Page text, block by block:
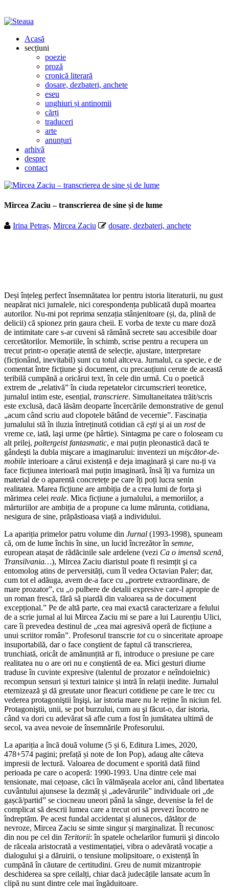
Acasă
secțiuni
poezie
proză
cronică literară
dosare, dezbateri, anchete
eseu
unghiuri și antinomii
cărți
traduceri
arte
anunțuri
arhivă
despre
contact
Mircea Zaciu – transcrierea de sine și de lume
Irina Petraș, Mircea Zaciu dosare, dezbateri, anchete
Deși înțeleg perfect însemnătatea lor pentru istoria literaturii, nu gust
neapărat nici jurnalele, nici corespondența publicată după moartea
autorilor. Nu-mi pot reprima senzația stânjenitoare (și, da, plină de
delicii) că spionez prin gaura cheii. E vorba de texte cu mare doză
de intimitate care s-ar cuveni să rămână secrete sau accesibile doar
cercetătorilor. Memoriile, în schimb, scrise pentru a recupera un
trecut printr-o operație atentă de selecție, ajustare, interpretare
(ficționând, inevitabil) sunt cu totul altceva. Jurnalul, ca specie, e de
comentat între ficțiune şi document, cu precauțiuni cerute de această
teribilă cumpănă a oricărui text, în cele din urmă. Cu o poetică
extrem de „relativă” în ciuda repetatelor circumscrieri teoretice,
jurnalul intim este, esențial, transcriere. Simultaneitatea trăit/scris
este exclusă, dacă lăsăm deoparte încercările demonstrative de genul
„acum când scriu aud clopotele bătând de vecernie”. Fascinația
jurnalului stă în iluzia întreținută cotidian că eşti şi ai un rostde
vreme ce, iată, laşi urme (pe hârtie). Sintagma pe care o foloseam cu
alt prilej, poltergeist fantasmatic, e mai puțin pleonastică dacă te
gândeşti la dubla mişcare a imaginarului: inventezi un mişcător-de-
mobile interioare a cărui existență e deja imaginară şi care nu-ți va
face ficțiunea interioară mai puțin imaginară, însă îți va furniza un
material de o aparentă concretețe pe care îți poți lucra senin
realitatea. Marea ficțiune are ambiția de a crea lumi de forța şi
mărimea celei reale. Mica ficțiune a jurnalului, a memoriilor, a
mărturiilor are ambiția de a propune ca lume mărunta, cotidiana,
nesigura de sine, prăpăstioasa viață a individului.
La apariția primelor patru volume din Jurnal (1993-1998), spuneam
că, om de lume închis în sine, un lucid încrezător în semne,
european atașat de rădăcinile sale ardelene (vezi Ca o imensă scenă,
Transilvania…), Mircea Zaciu diaristul poate fi resimțit şi ca
entomolog atins de perversități, cum îl vedea Octavian Paler; dar,
cum tot el adăuga, avem de-a face cu „portrete extraordinare, de
mare prozator”, cu „o pulbere de detalii expresive care-l apropie de
un roman frescă, fără să piardă din valoarea sa de document
excepțional.” Pe de altă parte, cea mai exactă caracterizare a felului
de a scrie jurnal al lui Mircea Zaciu mi se pare a lui Laurențiu Ulici,
care îi prevedea destinul de „cea mai agresivă operă de ficțiune a
unui scriitor român”. Profesorul transcrie totcu o sinceritate aproape
insuportabilă, dar o face conştient de faptul că transcrierea,
trunchiată, oricât de amănunțită ar fi, introduce o presiune pe care
realitatea nu o are ori nu e conştientă de ea. Mici gesturi diurne
traduse în cuvinte expresive (talentul de prozator e neîndoielnic)
recompun sensuri și texturi tainice și intră în relații inedite. Jurnalul
eternizează şi dă greutate unor fleacuri cotidiene pe care le trec cu
vederea protagoniştii înşişi, iar istoria mare nu le reține în niciun fel.
Protagoniştii, unii, se pot burzului, cum au şi făcut-o, dar istoria,
când va dori cu adevărat să afle cum a fost în jumătatea ultimă de
secol, va avea nevoie de însemnările Profesorului.
La apariția a încă două volume (5 și 6, Editura Limes, 2020,
478+574 pagini; prefață și note de Ion Pop), adaug alte câteva
impresii de lectură. Valoarea de document e sporită dată fiind
perioada pe care o acoperă: 1990-1993. Una dintre cele mai
tensionate, mai cețoase, căci în vălmășeala acelor ani, când libertatea
cuvântului ajunsese la dezmăț și „adevărurile” individuale ori „de
gașcă/partid” se ciocneau uneori până la sânge, devenise la fel de
complicat să descrii lumea care a trecut ori să prevezi încotro ne
îndreptăm. Pe acest fundal accidentat și alunecos, dătător de
nevroze, Mircea Zaciu se simte singur și marginalizat. Îl recunosc
din nou pe cel din Teritorii: în spatele ochelarilor fumurii şi dincolo
de răceala aristocrată a vestimentației, vibra o adevărată vocație a
dialogului şi a dăruirii, o tensiune molipsitoare, o existență în
cumpănă în căutare de certitudini. Greu de numit mizantropie
deschiderea sa spre ceilalți, chiar dacă judecățile lansate acum în
clipă nu sunt dintre cele mai îngăduitoare.